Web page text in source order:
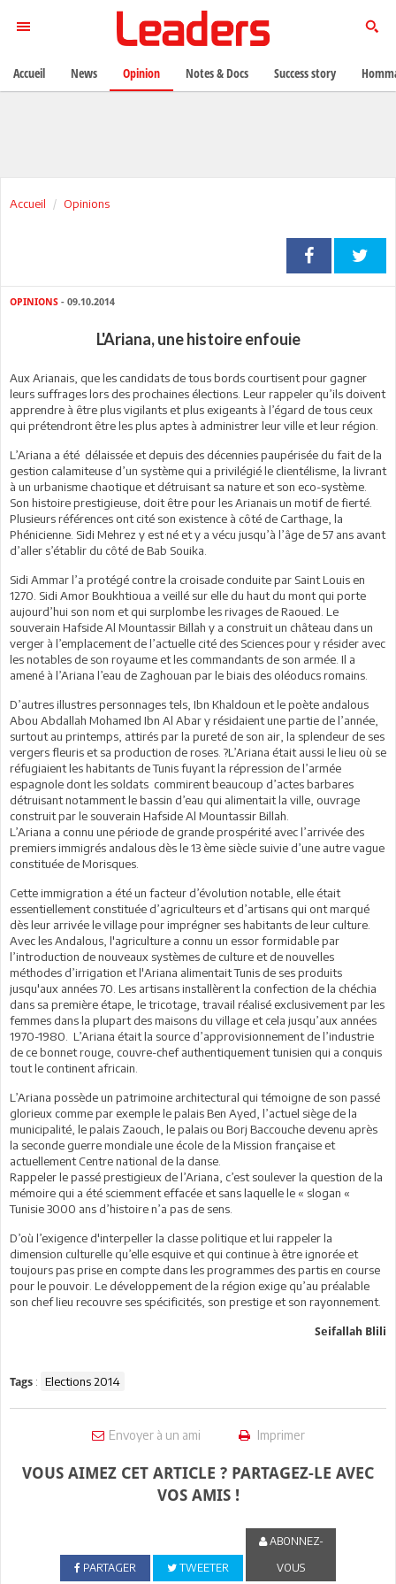
Accueil Opinions
OPINIONS - 09.10.2014
L'Ariana, une histoire enfouie
Aux Arianais, que les candidats de tous bords courtisent pour gagner
leurs suffrages lors des prochaines élections. Leur rappeler qu’ils doivent
apprendre à être plus vigilants et plus exigeants à l’égard de tous ceux
qui prétendront être les plus aptes à administrer leur ville et leur région.
L’Ariana a été délaissée et depuis des décennies paupérisée du fait de la
gestion calamiteuse d’un système qui a privilégié le clientélisme, la livrant
à un urbanisme chaotique et détruisant sa nature et son eco-système.
Son histoire prestigieuse, doit être pour les Arianais un motif de fierté.
Plusieurs références ont cité son existence à côté de Carthage, la
Phénicienne. Sidi Mehrez y est né et y a vécu jusqu’à l’âge de 57 ans avant
d’aller s’établir du côté de Bab Souika.
Sidi Ammar l’a protégé contre la croisade conduite par Saint Louis en
1270. Sidi Amor Boukhtioua a veillé sur elle du haut du mont qui porte
aujourd’hui son nom et qui surplombe les rivages de Raoued. Le
souverain Hafside Al Mountassir Billah y a construit un château dans un
verger à l’emplacement de l’actuelle cité des Sciences pour y résider avec
les notables de son royaume et les commandants de son armée. Il a
amené à l’Ariana l’eau de Zaghouan par le biais des oléoducs romains.
D’autres illustres personnages tels, Ibn Khaldoun et le poète andalous
Abou Abdallah Mohamed Ibn Al Abar y résidaient une partie de l’année,
surtout au printemps, attirés par la pureté de son air, la splendeur de ses
vergers fleuris et sa production de roses. ?L’Ariana était aussi le lieu où se
réfugiaient les habitants de Tunis fuyant la répression de l’armée
espagnole dont les soldats commirent beaucoup d’actes barbares
détruisant notamment le bassin d’eau qui alimentait la ville, ouvrage
construit par le souverain Hafside Al Mountassir Billah.
L’Ariana a connu une période de grande prospérité avec l’arrivée des
premiers immigrés andalous dès le 13 ème siècle suivie d’une autre vague
constituée de Morisques.
Cette immigration a été un facteur d’évolution notable, elle était
essentiellement constituée d’agriculteurs et d’artisans qui ont marqué
dès leur arrivée le village pour imprégner ses habitants de leur culture.
Avec les Andalous, l'agriculture a connu un essor formidable par
l’introduction de nouveaux systèmes de culture et de nouvelles
méthodes d’irrigation et l'Ariana alimentait Tunis de ses produits
jusqu'aux années 70. Les artisans installèrent la confection de la chéchia
dans sa première étape, le tricotage, travail réalisé exclusivement par les
femmes dans la plupart des maisons du village et cela jusqu’aux années
1970-1980. L’Ariana était la source d’approvisionnement de l’industrie
de ce bonnet rouge, couvre-chef authentiquement tunisien qui a conquis
tout le continent africain.
L’Ariana possède un patrimoine architectural qui témoigne de son passé
glorieux comme par exemple le palais Ben Ayed, l’actuel siège de la
municipalité, le palais Zaouch, le palais ou Borj Baccouche devenu après
la seconde guerre mondiale une école de la Mission française et
actuellement Centre national de la danse.
Rappeler le passé prestigieux de l’Ariana, c’est soulever la question de la
mémoire qui a été sciemment effacée et sans laquelle le « slogan «
Tunisie 3000 ans d’histoire n’a pas de sens.
D’où l’exigence d'interpeller la classe politique et lui rappeler la
dimension culturelle qu’elle esquive et qui continue à être ignorée et
toujours pas prise en compte dans les programmes des partis en course
pour le pouvoir. Le développement de la région exige qu’au préalable
son chef lieu recouvre ses spécificités, son prestige et son rayonnement.
Seifallah Blili
Tags : Elections 2014
Envoyer à un ami Imprimer
VOUS AIMEZ CET ARTICLE ? PARTAGEZ-LE AVEC
VOS AMIS !
PARTAGER TWEETER
ABONNEZ-
VOUS
Accueil News Opinion Notes & Docs Success story